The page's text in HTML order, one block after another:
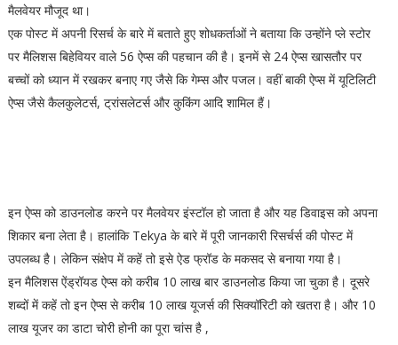
मैलवेयर मौजूद था।
एक पोस्ट में अपनी रिसर्च के बारे में बताते हुए शोधकर्ताओं ने बताया कि उन्होंने प्ले स्टोर
पर मैलिशस बिहेवियर वाले 56 ऐप्स की पहचान की है। इनमें से 24 ऐप्स खासतौर पर
बच्चों को ध्यान में रखकर बनाए गए जैसे कि गेम्स और पजल। वहीं बाकी ऐप्स में यूटिलिटी
ऐप्स जैसे कैलकुलेटर्स, ट्रांसलेटर्स और कुकिंग आदि शामिल हैं।
इन ऐप्स को डाउनलोड करने पर मैलवेयर इंस्टॉल हो जाता है और यह डिवाइस को अपना
शिकार बना लेता है। हालांकि Tekya के बारे में पूरी जानकारी रिसर्चर्स की पोस्ट में
उपलब्ध है। लेकिन संक्षेप में कहें तो इसे ऐड फ्रॉड के मकसद से बनाया गया है।
इन मैलिशस ऐंड्रॉयड ऐप्स को करीब 10 लाख बार डाउनलोड किया जा चुका है। दूसरे
शब्दों में कहें तो इन ऐप्स से करीब 10 लाख यूजर्स की सिक्यॉरिटी को खतरा है। और 10
लाख यूजर का डाटा चोरी होनी का पूरा चांस है ,